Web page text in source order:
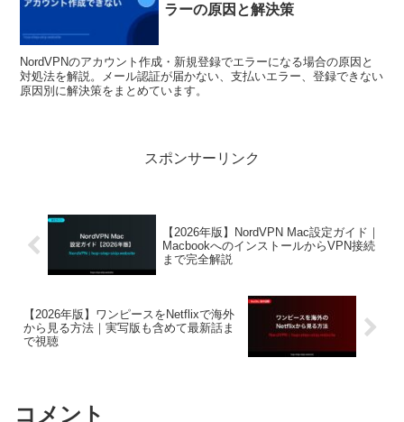
ラーの原因と解決策
NordVPNのアカウント作成・新規登録でエラーになる場合の原因と
対処法を解説。メール認証が届かない、支払いエラー、登録できない
原因別に解決策をまとめています。
スポンサーリンク
【2026年版】NordVPN Mac設定ガイド｜
MacbookへのインストールからVPN接続
まで完全解説
【2026年版】ワンピースをNetflixで海外
から見る方法｜実写版も含めて最新話ま
で視聴
コメント